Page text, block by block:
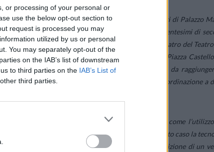
or processing of your personal or
use the below opt-out section to
request is processed you may
utilized by us or personal
You may separately opt-out of the
on the IAB’s list of downstream
to third parties on the IAB’s List of
third parties.
ha interagito dal Gran Salone dei Ricevimenti di Palazzo
(quindi con un margine di errore inferiore ai 3 centesimi di
giovani attori appena diplomati dalla Scuola di Teatro del
live di Rai, si sono mossi liberamente negli spazi di Piazza
seguendo un percorso diverso, entrare in modo da
evidenziando così non solo la precisione della coordinazione a
stato possibile mettere in risalto come
a una nuova idea di spettacolo dal vivo. In questo caso la
ma contribuisce in modo attivo e integrato alla definizione di un